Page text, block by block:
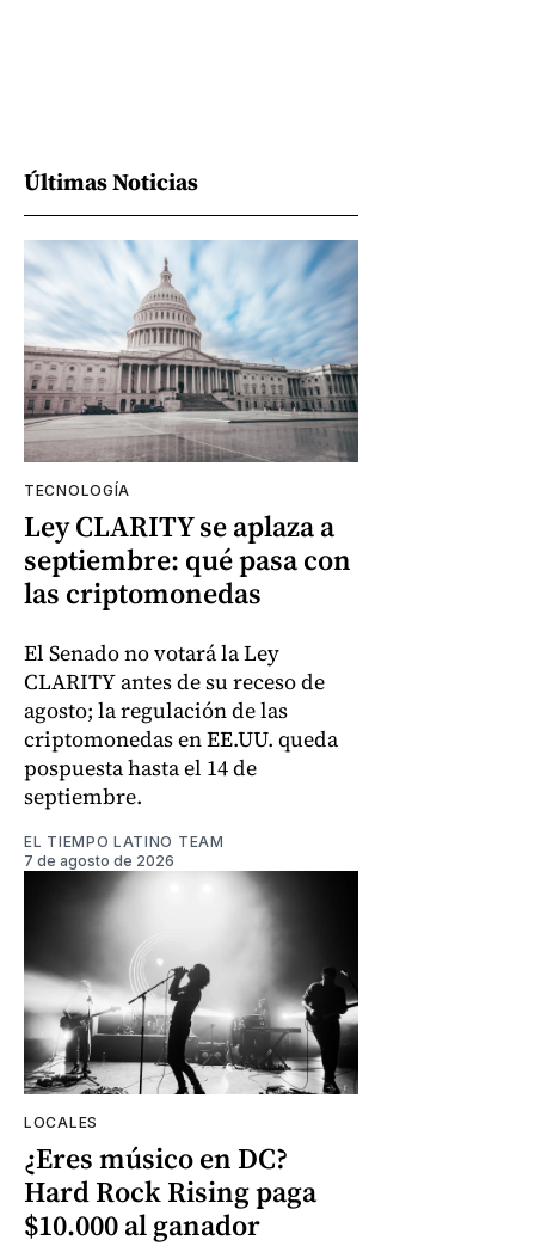
Últimas Noticias
TECNOLOGÍA
Ley CLARITY se aplaza a
septiembre: qué pasa con
las criptomonedas
El Senado no votará la Ley
CLARITY antes de su receso de
agosto; la regulación de las
criptomonedas en EE.UU. queda
pospuesta hasta el 14 de
septiembre.
EL TIEMPO LATINO TEAM
7 de agosto de 2026
LOCALES
¿Eres músico en DC?
Hard Rock Rising paga
$10.000 al ganador